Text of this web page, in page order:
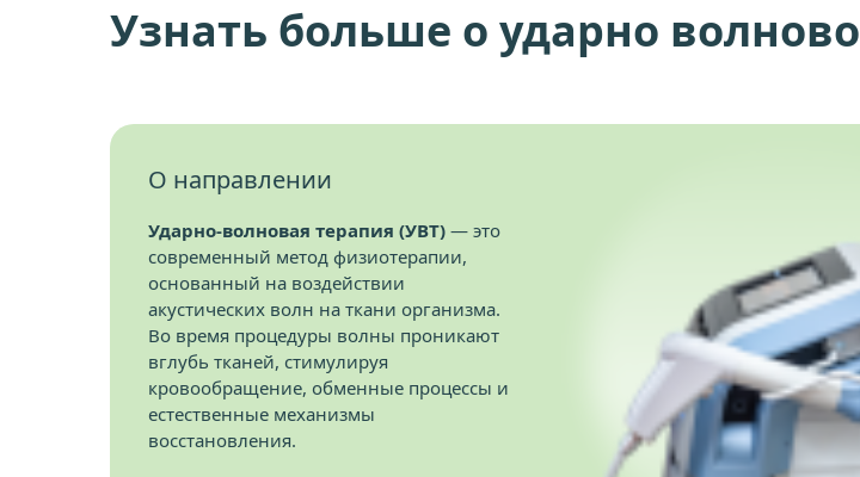
Узнать больше о ударно
О направлении
Ударно-волновая терапия (УВТ) — это
современный метод физиотерапии,
основанный на воздействии
акустических волн на ткани организма.
Во время процедуры волны проникают
вглубь тканей, стимулируя
кровообращение, обменные процессы и
естественные механизмы
восстановления.